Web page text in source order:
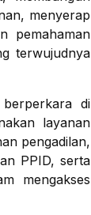
menyerap
pemahaman
terwujudnya
di
layanan
pengadilan,
PPID, serta
mengakses